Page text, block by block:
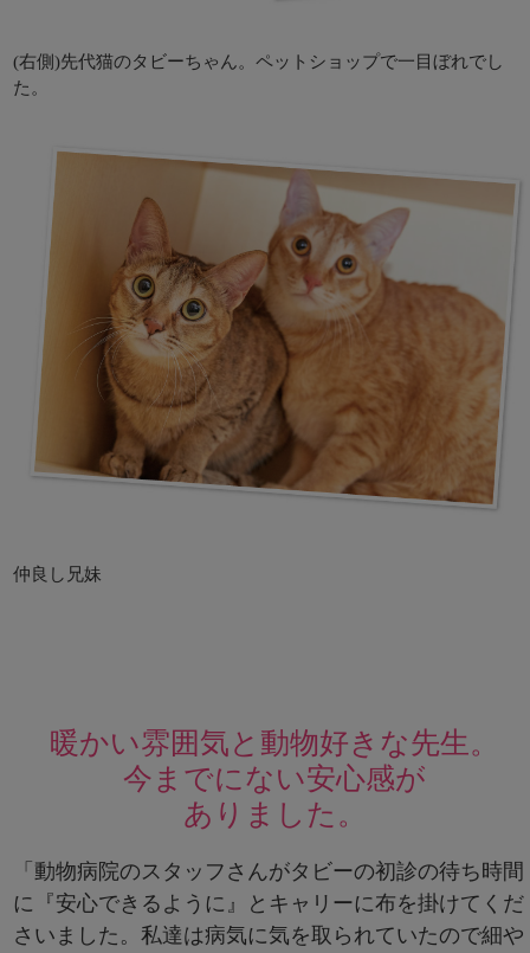
(右側)先代猫のタビーちゃん。ペットショップで一目ぼれでし
た。
仲良し兄妹
暖かい雰囲気と動物好きな先生。
今までにない安心感が
ありました。
「動物病院のスタッフさんがタビーの初診の待ち時間
に『安心できるように』とキャリーに布を掛けてくだ
さいました。私達は病気に気を取られていたので細や